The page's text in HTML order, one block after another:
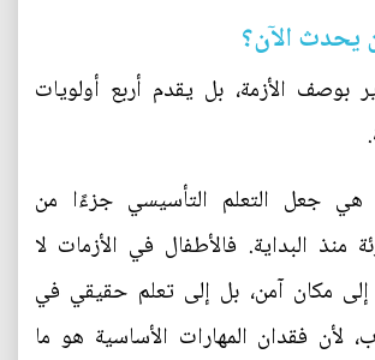
يحدث الآن؟
بوصف الأزمة، بل يقدم أربع أولويات
هي جعل التعلم التأسيسي جزءًا من
منذ البداية. فالأطفال في الأزمات لا
مكان آمن، بل إلى تعلم حقيقي في
لأن فقدان المهارات الأساسية هو ما